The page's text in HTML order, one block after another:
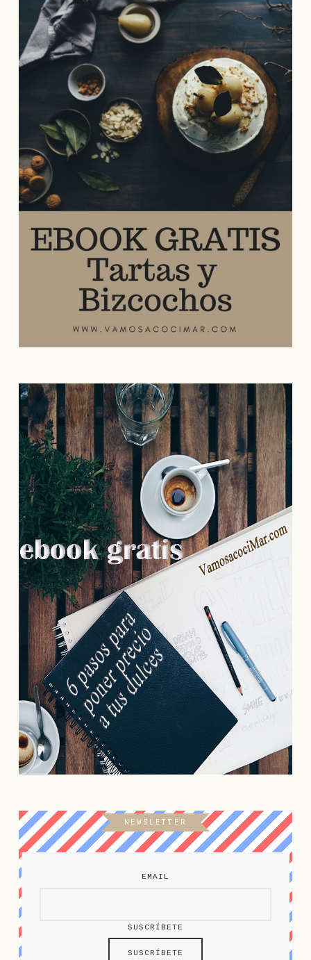
NEWSLETTER
EMAIL
SUSCRÍBETE